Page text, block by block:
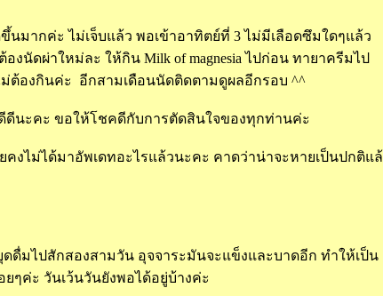
ากค่ะ ไม่เจ็บแล้ว พอเข้าอาทิตย์ที่ 3 ไม่มีเลือดซึมใดๆแล้ว
องนัดผ่าใหม่ละ ให้กิน Milk of magnesia ไปก่อน ทายาครีมไป
ม่ต้องกินค่ะ อีกสามเดือนนัดติดตามดูผลอีกรอบ ^^
นะคะ ขอให้โชคดีกับการตัดสินใจของทุกท่านค่ะ
งไม่ได้มาอัพเดทอะไรแล้วนะคะ คาดว่าน่าจะหายเป็นปกติแล้
ดื่มไปสักสองสามวัน อุจจาระมันจะแข็งและบาดอีก ทำให้เป็น
ยๆค่ะ วันเว้นวันยังพอได้อยู่บ้างค่ะ